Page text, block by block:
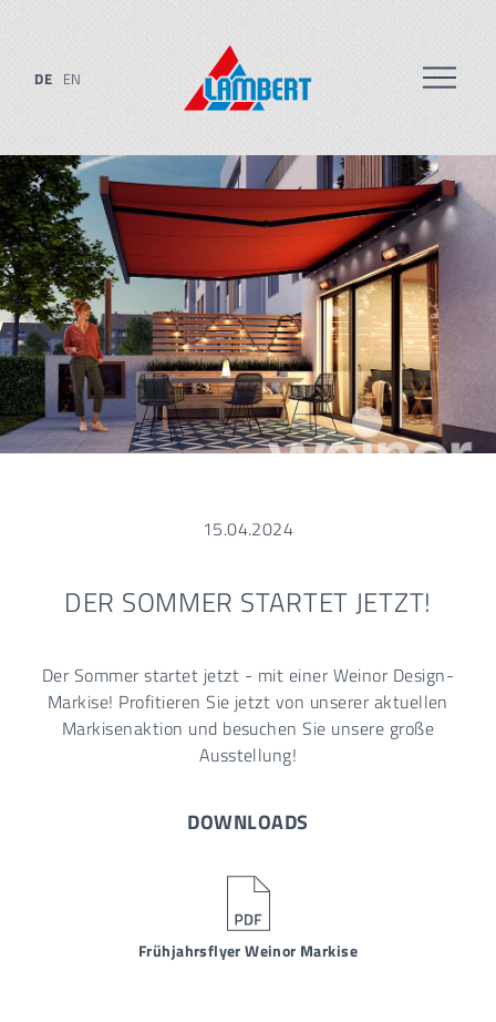
DE EN
15.04.2024
DER SOMMER STARTET JETZT!
Der Sommer startet jetzt - mit einer Weinor Design-
Markise! Profitieren Sie jetzt von unserer aktuellen
Markisenaktion und besuchen Sie unsere große
Ausstellung!
DOWNLOADS
Frühjahrsflyer Weinor Markise